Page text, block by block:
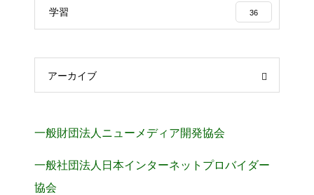
学習 36
アーカイブ
一般財団法人ニューメディア開発協会
一般社団法人日本インターネットプロバイダー
協会